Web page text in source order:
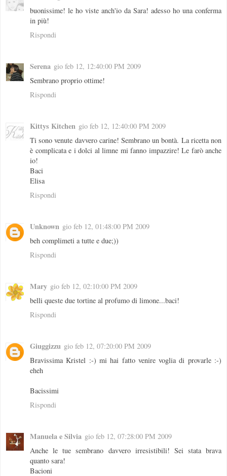
buonissime! le ho viste anch'io da Sara! adesso ho una conferma
in più!
Rispondi
Serena gio feb 12, 12:40:00 PM 2009
Sembrano proprio ottime!
Rispondi
Kittys Kitchen gio feb 12, 12:40:00 PM 2009
Ti sono venute davvero carine! Sembrano un bontà. La ricetta non
è complicata e i dolci al limne mi fanno impazzire! Le farò anche
io!
Baci
Elisa
Rispondi
Unknown gio feb 12, 01:48:00 PM 2009
beh complimeti a tutte e due;))
Rispondi
Mary gio feb 12, 02:10:00 PM 2009
belli queste due tortine al profumo di limone...baci!
Rispondi
Giuggizzu gio feb 12, 07:20:00 PM 2009
Bravissima Kristel :-) mi hai fatto venire voglia di provarle :-)
eheh
Bacissimi
Rispondi
Manuela e Silvia gio feb 12, 07:28:00 PM 2009
Anche le tue sembrano davvero irresistibili! Sei stata brava
quanto sara!
Bacioni